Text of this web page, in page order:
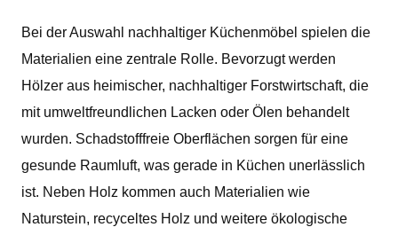
Bei der Auswahl nachhaltiger Küchenmöbel spielen die
Materialien eine zentrale Rolle. Bevorzugt werden
Hölzer aus heimischer, nachhaltiger Forstwirtschaft, die
mit umweltfreundlichen Lacken oder Ölen behandelt
wurden. Schadstofffreie Oberflächen sorgen für eine
gesunde Raumluft, was gerade in Küchen unerlässlich
ist. Neben Holz kommen auch Materialien wie
Naturstein, recyceltes Holz und weitere ökologische